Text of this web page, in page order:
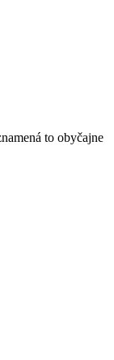
to obyčajne